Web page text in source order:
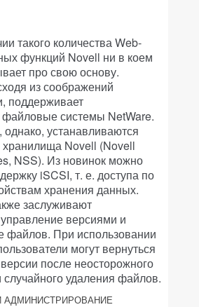
такого количества Web-
функций Novell ни в коем
про свою основу.
из соображений
поддерживает
системы NetWare.
устанавливаются
хранилища Novell (Novell
NSS). Из новинок можно
iSCSI, т. е. доступа по
хранения данных.
заслуживают
версиями и
файлов. При использовании
могут вернуться
после неосторожного
удаления файлов.
АДМИНИСТРИРОВАНИЕ